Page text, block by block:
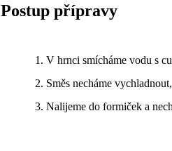
Postup přípravy
V hrnci smícháme vodu s
Směs necháme
Nalijeme do formiček a